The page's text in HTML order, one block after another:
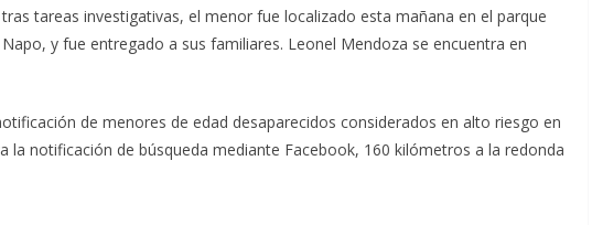
tareas investigativas, el menor fue localizado esta mañana en el parque
y fue entregado a sus familiares. Leonel Mendoza se encuentra en
de menores de edad desaparecidos considerados en alto riesgo en
la notificación de búsqueda mediante Facebook, 160 kilómetros a la redonda